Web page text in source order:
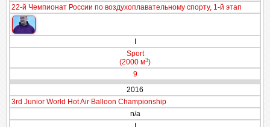
22-й Чемпионат России по воздухоплавательному спорту, 1-й этап
Sport
(2000 м3)
9
2016
3rd Junior World Hot Air Balloon Championship
n/a